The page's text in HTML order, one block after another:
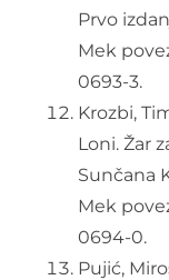
Prvo
Mek
0693-3.
Krozbi,
Loni. Žar
Sunčana
Mek
0694-0.
Pujić,